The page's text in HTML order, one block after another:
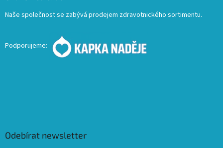
Naše společnost se zabývá prodejem zdravotnického sortimentu.
Podporujeme:
Odebírat newsletter